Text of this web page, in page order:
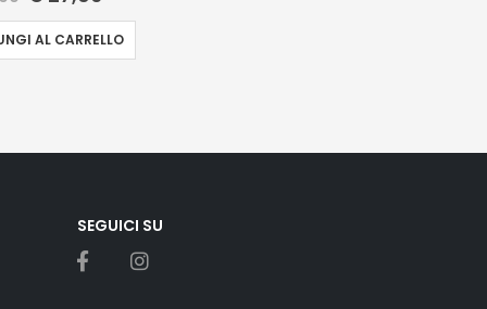
AL CARRELLO
SEGUICI SU